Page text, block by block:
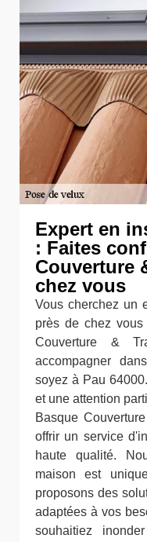
Expert en
: Faites
Couverture
chez vous
Vous cherchez un
près de chez
Couverture &
accompagner
soyez à Pau
et une attention
Basque
offrir un service
haute qualité.
maison est
proposons des
adaptées à vos
souhaitiez